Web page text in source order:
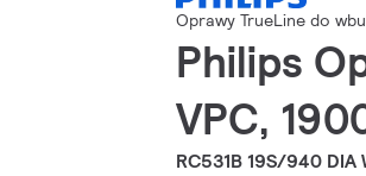
Oprawy TrueLine do
Philips
VPC,
RC531B 19S/940 DIA